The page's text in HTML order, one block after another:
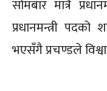
सोमबार मात्रै
प्रधानमन्त्री
भएसँगै प्रचण्डले